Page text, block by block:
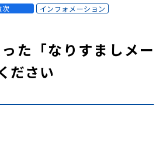
次 インフォメーション
た「なりすましメー
ださい